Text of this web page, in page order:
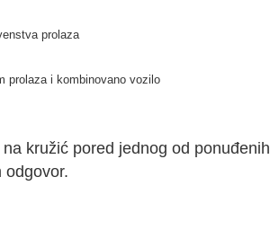
prolaza
prolaza i kombinovano vozilo
kružić pored jednog od ponuđenih
odgovor.